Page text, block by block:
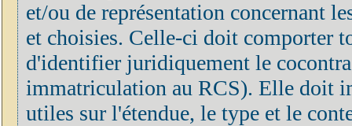
et/ou de représentation concernant
et choisies. Celle-ci doit comporter
d'identifier juridiquement le
immatriculation au RCS). Elle doit
utiles sur l'étendue, le type et le